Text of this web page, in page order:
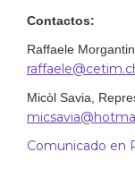
Contactos:
Raffaele
Micòl Savia,
Comunicado en